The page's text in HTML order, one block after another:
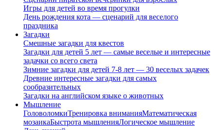
Игры для детей во время прогулки
День рождения кота — сценарий для веселого
праздника
Загадки
Смешные загадки для квестов
Загадки для детей 5 лет — самые веселые и интересные
задачки со всего света
Зимние загадки для детей 7-8 лет — 30 веселых задачек
Древние интересные загадки для самых
сообразительных
Загадки на английском языке о животных
Мышление
ГоловоломкиТренировка вниманияМатематическая
мозаикаБыстрота мышленияЛогическое мышление